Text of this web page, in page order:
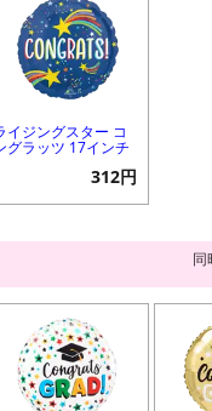
イジングスター コ
グラッツ 17インチ
312円
同